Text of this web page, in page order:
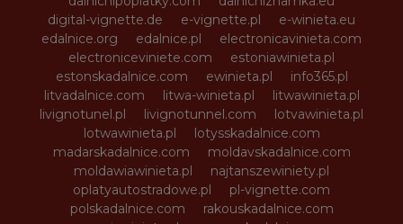
digital-vignette.de
e-vignette.pl
e-winieta.eu
edalnice.org
edalnice.pl
electronicavinieta.com
electroniceviniete.com
estoniawinieta.pl
estonskadalnice.com
ewinieta.pl
info365.pl
litvadalnice.com
litwa-winieta.pl
litwawinieta.pl
livignotunel.pl
livignotunnel.com
lotvawinieta.pl
lotwawinieta.pl
lotysskadalnice.com
madarskadalnice.com
moldavskadalnice.com
moldawiawinieta.pl
najtanszewiniety.pl
oplatyautostradowe.pl
pl-vignette.com
polskadalnice.com
rakouskadalnice.com